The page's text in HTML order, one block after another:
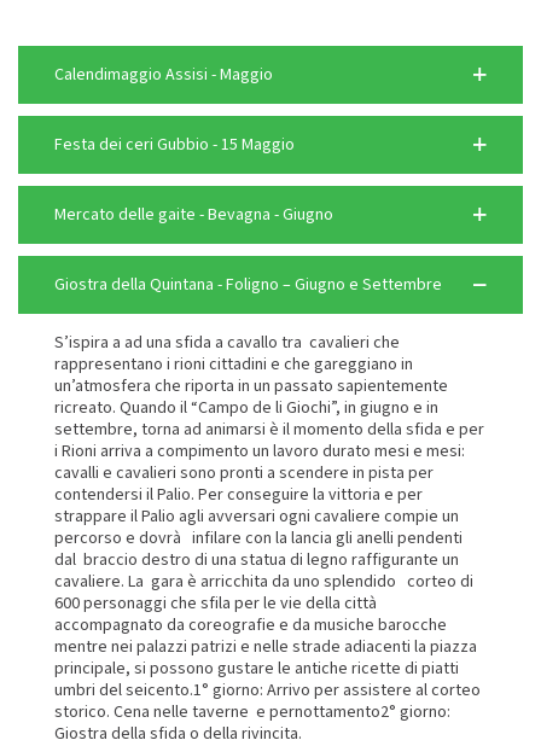
Calendimaggio Assisi - Maggio
Festa dei ceri Gubbio - 15 Maggio
Mercato delle gaite - Bevagna - Giugno
Giostra della Quintana - Foligno – Giugno e Settembre
S’ispira a ad una sfida a cavallo tra cavalieri che
rappresentano i rioni cittadini e che gareggiano in
un’atmosfera che riporta in un passato sapientemente
ricreato. Quando il “Campo de li Giochi”, in giugno e in
settembre, torna ad animarsi è il momento della sfida e per
i Rioni arriva a compimento un lavoro durato mesi e mesi:
cavalli e cavalieri sono pronti a scendere in pista per
contendersi il Palio. Per conseguire la vittoria e per
strappare il Palio agli avversari ogni cavaliere compie un
percorso e dovrà infilare con la lancia gli anelli pendenti
dal braccio destro di una statua di legno raffigurante un
cavaliere. La gara è arricchita da uno splendido corteo di
600 personaggi che sfila per le vie della città
accompagnato da coreografie e da musiche barocche
mentre nei palazzi patrizi e nelle strade adiacenti la piazza
principale, si possono gustare le antiche ricette di piatti
umbri del seicento.1° giorno: Arrivo per assistere al corteo
storico. Cena nelle taverne e pernottamento2° giorno:
Giostra della sfida o della rivincita.